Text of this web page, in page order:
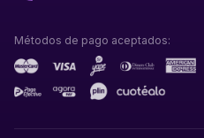
Métodos de pago aceptados: